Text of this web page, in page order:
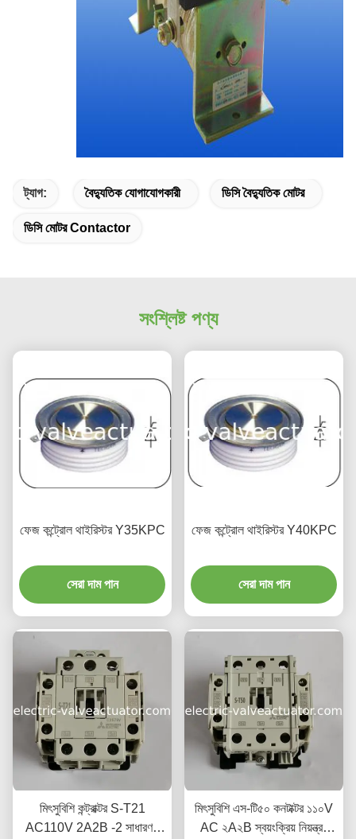
ট্যাগ: বৈদ্যুতিক যোগাযোগকারী ডিসি বৈদ্যুতিক মোটর
ডিসি মোটর Contactor
সংশ্লিষ্ট পণ্য
ফেজ কন্ট্রোল থাইরিস্টর Y35KPC
সেরা দাম পান
ফেজ কন্ট্রোল থাইরিস্টর Y40KPC
সেরা দাম পান
মিৎসুবিশি কন্ট্রাক্টর S-T21
AC110V 2A2B -2 সাধারণত
মিৎসুবিশি এস-টি৫০ কনটাক্টর ১১০V
AC ২A২B স্বয়ংক্রিয় নিয়ন্ত্রণ